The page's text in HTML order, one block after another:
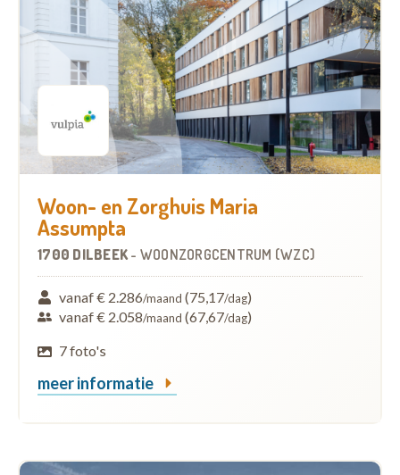
Woon- en Zorghuis Maria
Assumpta
1700 DILBEEK- WOONZORGCENTRUM (WZC)
vanaf € 2.286/maand (75,17/dag)
vanaf € 2.058/maand (67,67/dag)
7 foto's
meer informatie